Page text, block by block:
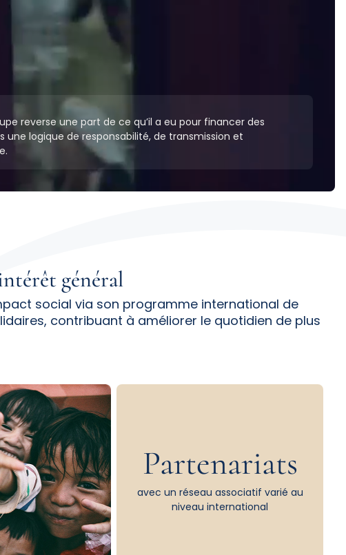
reverse une part de ce qu’il a eu pour financer des
une logique de responsabilité, de transmission et
général
social via son programme international de
contribuant à améliorer le quotidien de plus
Partenariats
avec un réseau associatif varié au
niveau international